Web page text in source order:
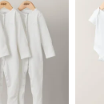
ألوان ترابية
برية. ستكون
على الشعور
مفرش
مناسبة للأطفال